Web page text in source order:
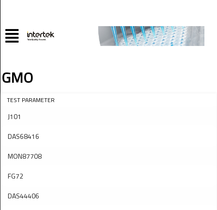
GMO
TEST PARAMETER
J101
DAS68416
MON87708
FG72
DAS44406